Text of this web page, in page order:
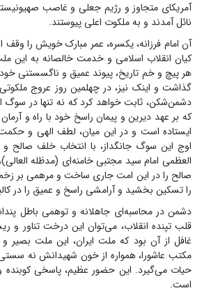
آمریکای متجاوز و رژیم جعلی و غاصب
نائل آمدند و به ملکوت اعلی پیوستند.
آن امام فرزانه، یکسره، عمر مبارک خویش را وقف
کیان انقلاب اسلامی و خدمت خالصانه به این
هر پیچ و خم تاریخ، پیوند عمیق و ناگسستنی
گذاشت و اینک نیز، در چهلمین روز عروج
دشمن‌شکن، ثابت خواهد کرد که نه تنها در
که بر عهد دیرین و پیمان راسخ خود با راه و
ایستاده است و در این میان، لطف الهی و حکمت
اوج این سوگ جانگداز، با انتخاب خلف صالح و
العظمی امام سید مجتبی خامنه‌ای (مدظله
صالح را در این امت جاری ساخت و مرهمی بر زخم
را تسکین بخشید و آرامشی راسخ و عمیق را در
دشمن در محاسبه‌ای جاهلانه و توهمی باطل
قلب تپنده انقلاب، می‌توان این درخت تناور و
غافل از آن بود که ملت ایران، این ملت بصیر
مکتب عاشورا، همواره از خون شهیدانش نه
حیات می‌گیرد. این حضور عظیم، پاسخی
است.